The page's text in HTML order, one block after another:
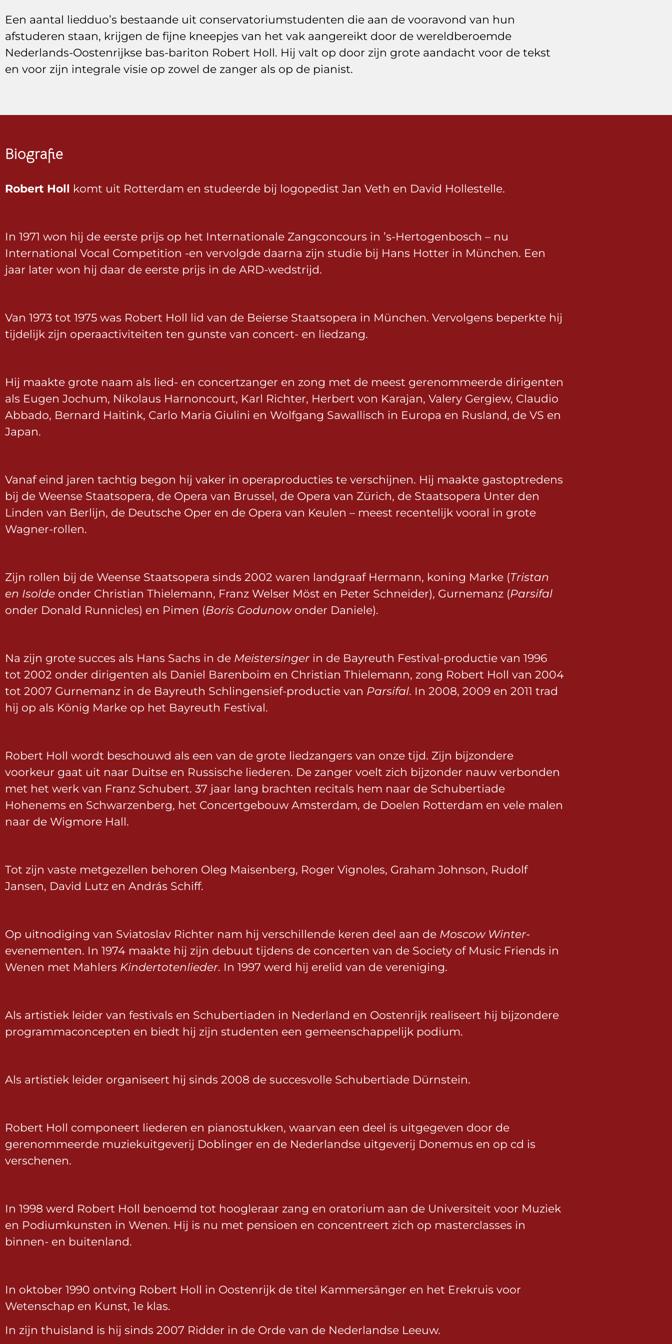
Een aantal liedduo’s bestaande uit conservatoriumstudenten die aan de vooravond van hun
afstuderen staan, krijgen de fijne kneepjes van het vak aangereikt door de wereldberoemde
Nederlands-Oostenrijkse bas-bariton Robert Holl. Hij valt op door zijn grote aandacht voor de tekst
en voor zijn integrale visie op zowel de zanger als op de pianist.
Biografie
Robert Holl komt uit Rotterdam en studeerde bij logopedist Jan Veth en David Hollestelle.
In 1971 won hij de eerste prijs op het Internationale Zangconcours in ’s-Hertogenbosch – nu
International Vocal Competition -en vervolgde daarna zijn studie bij Hans Hotter in München. Een
jaar later won hij daar de eerste prijs in de ARD-wedstrijd.
Van 1973 tot 1975 was Robert Holl lid van de Beierse Staatsopera in München. Vervolgens beperkte hij
tijdelijk zijn operaactiviteiten ten gunste van concert- en liedzang.
Hij maakte grote naam als lied- en concertzanger en zong met de meest gerenommeerde dirigenten
als Eugen Jochum, Nikolaus Harnoncourt, Karl Richter, Herbert von Karajan, Valery Gergiew, Claudio
Abbado, Bernard Haitink, Carlo Maria Giulini en Wolfgang Sawallisch in Europa en Rusland, de VS en
Japan.
Vanaf eind jaren tachtig begon hij vaker in operaproducties te verschijnen. Hij maakte gastoptredens
bij de Weense Staatsopera, de Opera van Brussel, de Opera van Zürich, de Staatsopera Unter den
Linden van Berlijn, de Deutsche Oper en de Opera van Keulen – meest recentelijk vooral in grote
Wagner-rollen.
Zijn rollen bij de Weense Staatsopera sinds 2002 waren landgraaf Hermann, koning Marke (Tristan
en Isolde onder Christian Thielemann, Franz Welser Möst en Peter Schneider), Gurnemanz (Parsifal
onder Donald Runnicles) en Pimen (Boris Godunowonder Daniele).
Na zijn grote succes als Hans Sachs in de Meistersinger in de Bayreuth Festival-productie van 1996
tot 2002 onder dirigenten als Daniel Barenboim en Christian Thielemann, zong Robert Holl van 2004
tot 2007 Gurnemanz in de Bayreuth Schlingensief-productie van Parsifal. In 2008, 2009 en 2011 trad
hij op als König Marke op het Bayreuth Festival.
Robert Holl wordt beschouwd als een van de grote liedzangers van onze tijd. Zijn bijzondere
voorkeur gaat uit naar Duitse en Russische liederen. De zanger voelt zich bijzonder nauw verbonden
met het werk van Franz Schubert. 37 jaar lang brachten recitals hem naar de Schubertiade
Hohenems en Schwarzenberg, het Concertgebouw Amsterdam, de Doelen Rotterdam en vele malen
naar de Wigmore Hall.
Tot zijn vaste metgezellen behoren Oleg Maisenberg, Roger Vignoles, Graham Johnson, Rudolf
Jansen, David Lutz en András Schiff.
Op uitnodiging van Sviatoslav Richter nam hij verschillende keren deel aan de Moscow Winter-
evenementen. In 1974 maakte hij zijn debuut tijdens de concerten van de Society of Music Friends in
Wenen met Mahlers Kindertotenlieder. In 1997 werd hij erelid van de vereniging.
Als artistiek leider van festivals en Schubertiaden in Nederland en Oostenrijk realiseert hij bijzondere
programmaconcepten en biedt hij zijn studenten een gemeenschappelijk podium.
Als artistiek leider organiseert hij sinds 2008 de succesvolle Schubertiade Dürnstein.
Robert Holl componeert liederen en pianostukken, waarvan een deel is uitgegeven door de
gerenommeerde muziekuitgeverij Doblinger en de Nederlandse uitgeverij Donemus en op cd is
verschenen.
In 1998 werd Robert Holl benoemd tot hoogleraar zang en oratorium aan de Universiteit voor Muziek
en Podiumkunsten in Wenen. Hij is nu met pensioen en concentreert zich op masterclasses in
binnen- en buitenland.
In oktober 1990 ontving Robert Holl in Oostenrijk de titel Kammersänger en het Erekruis voor
Wetenschap en Kunst, 1e klas.
In zijn thuisland is hij sinds 2007 Ridder in de Orde van de Nederlandse Leeuw.